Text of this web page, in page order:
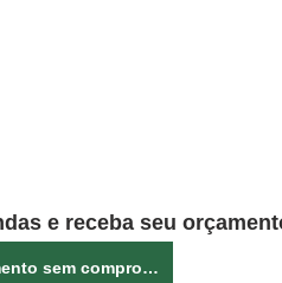
e receba seu
Orçamento sem compromisso